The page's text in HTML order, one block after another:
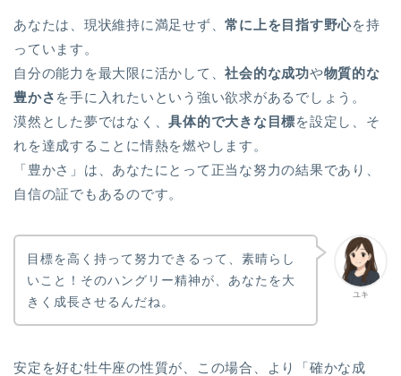
あなたは、現状維持に満足せず、常に上を目指す野心を持
っています。
自分の能力を最大限に活かして、社会的な成功や物質的な
豊かさ を手に入れたいという強い欲求があるでしょう。
漠然とした夢ではなく、具体的で大きな目標を設定し、そ
れを達成することに情熱を燃やします。
「豊かさ」は、あなたにとって正当な努力の結果であり、
自信の証でもあるのです。
ユキ
目標を高く持って努力できるって、素晴らし
いこと！そのハングリー精神が、あなたを大
きく成長させるんだね。
安定を好む牡牛座の性質が、この場合、より「確かな成